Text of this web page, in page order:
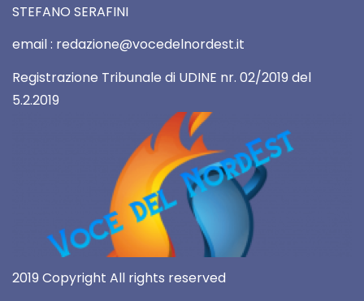
STEFANO SERAFINI
email : redazione@vocedelnordest.it
Registrazione Tribunale di UDINE nr. 02/2019 del
5.2.2019
2019 Copyright All rights reserved